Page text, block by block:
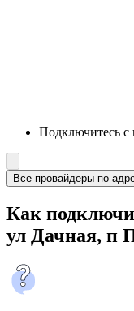
Подключитесь с
Все провайдеры по
Как
ул Дачная, п